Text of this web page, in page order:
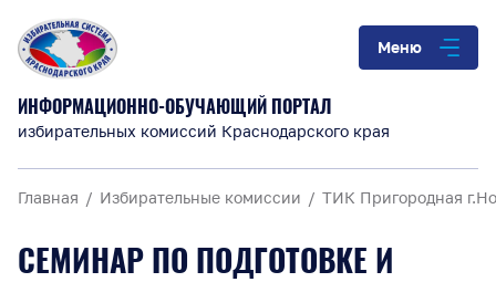
Меню
ИНФОРМАЦИОННО-ОБУЧАЮЩИЙ ПОРТАЛ
избирательных комиссий Краснодарского края
Главная Избирательные комиссии ТИК Пригородная
СЕМИНАР ПО ПОДГОТОВКЕ И